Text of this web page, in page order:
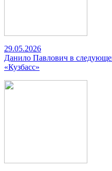
29.05.2026
Данило Павлович в
«Кузбасс»